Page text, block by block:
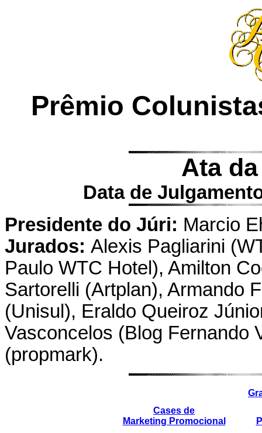
Prêmio
Ata
Data de
Presidente do Júri: Marcio
Jurados: Alexis Pagliarini
Paulo WTC Hotel), Amilton
Sartorelli (Artplan), Armando
(Unisul), Eraldo Queiroz
Vasconcelos (Blog Fernando
(propmark).
Cases de
Marketing Promocional